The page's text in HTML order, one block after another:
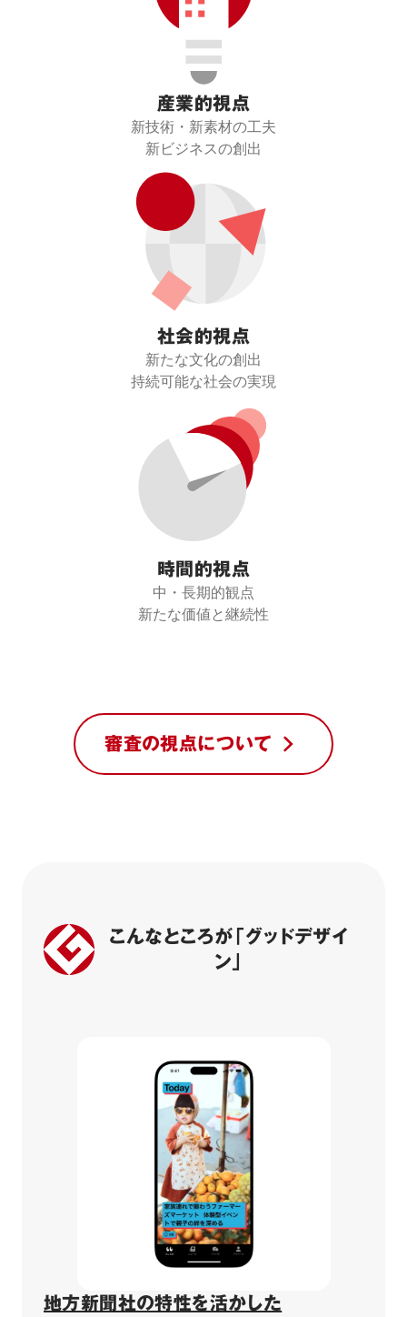
産業的視点
新技術・新素材の工夫
新ビジネスの創出
社会的視点
新たな文化の創出
持続可能な社会の実現
時間的視点
中・長期的観点
新たな価値と継続性
審査の視点について
こんなところが「グッドデザイ
ン」
地方新聞社の特性を活かした